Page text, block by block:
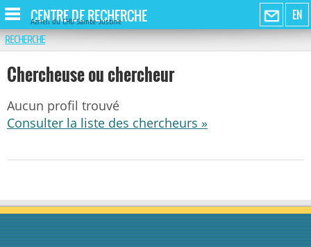
EN
CENTRE DE RECHERCHE
Azrieli du CHU Sainte-Justine
RECHERCHE
Chercheuse ou chercheur
Aucun profil trouvé
Consulter la liste des chercheurs »